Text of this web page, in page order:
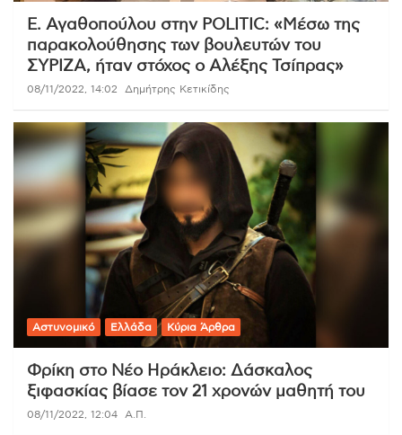
Ε. Αγαθοπούλου στην POLITIC: «Μέσω της
παρακολούθησης των βουλευτών του
ΣΥΡΙΖΑ, ήταν στόχος ο Αλέξης Τσίπρας»
08/11/2022, 14:02 Δημήτρης Κετικίδης
Αστυνομικό Ελλάδα Κύρια Άρθρα
Φρίκη στο Νέο Ηράκλειο: Δάσκαλος
ξιφασκίας βίασε τον 21 χρονών μαθητή του
08/11/2022, 12:04 Α.Π.